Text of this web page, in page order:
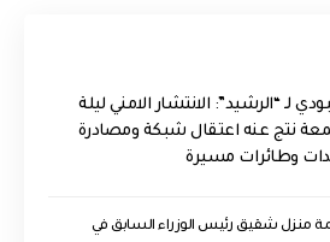
لـ “الرشيد”: الانتشار الامني ليلة
نتج عنه اعتقال شبكة ومصادرة
وطائرات مسيرة
منزل شقيق رئيس الوزراء السابق في